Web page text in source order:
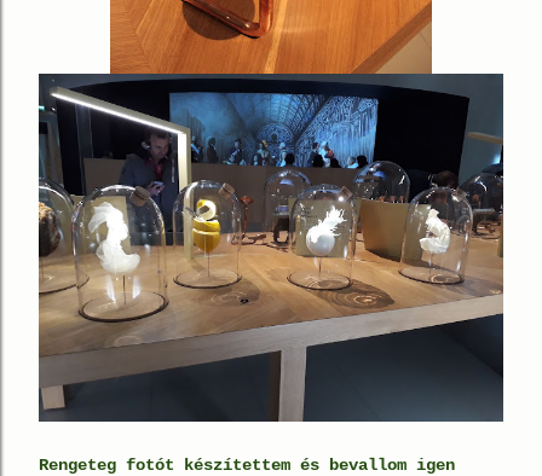
Rengeteg fotót készítettem és bevallom igen